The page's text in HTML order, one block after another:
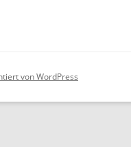
von WordPress